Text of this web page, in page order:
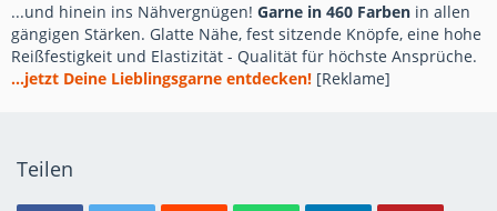
...und hinein ins Nähvergnügen! Garne in 460 Farben in allen
gängigen Stärken. Glatte Nähe, fest sitzende Knöpfe, eine hohe
Reißfestigkeit und Elastizität - Qualität für höchste Ansprüche.
...jetzt Deine Lieblingsgarne entdecken! [Reklame]
Teilen